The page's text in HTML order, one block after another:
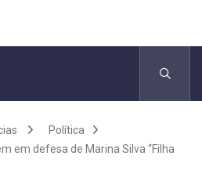
Política
em defesa de Marina Silva “Filha